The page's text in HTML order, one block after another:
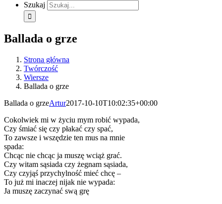
Szukaj
Ballada o grze
Strona główna
Twórczość
Wiersze
Ballada o grze
Ballada o grzeArtur2017-10-10T10:02:35+00:00
Cokolwiek mi w życiu mym robić wypada,
Czy śmiać się czy płakać czy spać,
To zawsze i wszędzie ten mus na mnie
spada:
Chcąc nie chcąc ja muszę wciąż grać.
Czy witam sąsiada czy żegnam sąsiada,
Czy czyjąś przychylność mieć chcę –
To już mi inaczej nijak nie wypada:
Ja muszę zaczynać swą grę